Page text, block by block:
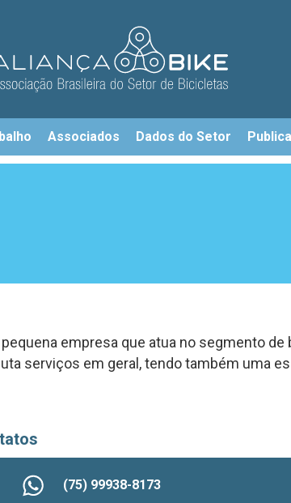
Associados Dados do Setor
pequena empresa que atua no segmento
serviços em geral, tendo também uma
(75) 99938-8173